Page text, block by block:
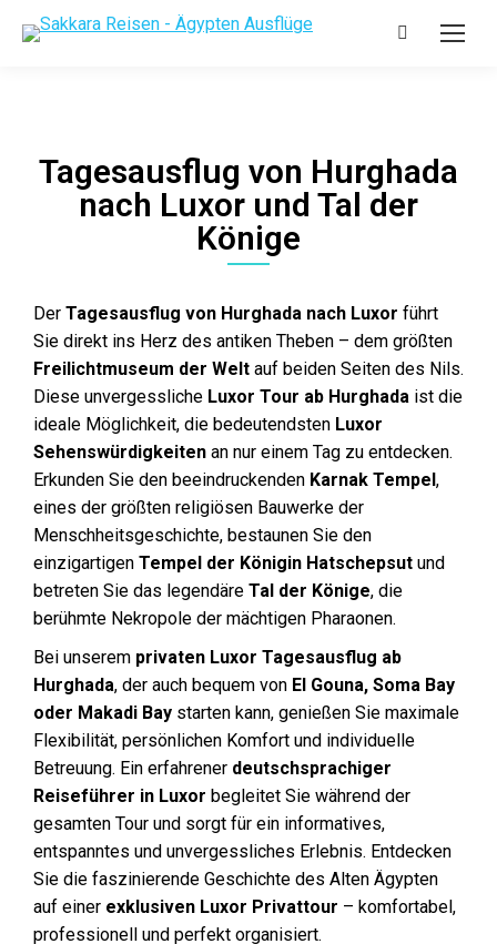
Tagesausflug von Hurghada
nach Luxor und Tal der
Könige
Der Tagesausflug von Hurghada nach Luxor führt
Sie direkt ins Herz des antiken Theben – dem größten
Freilichtmuseum der Welt auf beiden Seiten des Nils.
Diese unvergessliche Luxor Tour ab Hurghada ist die
ideale Möglichkeit, die bedeutendsten Luxor
Sehenswürdigkeiten an nur einem Tag zu entdecken.
Erkunden Sie den beeindruckenden Karnak Tempel,
eines der größten religiösen Bauwerke der
Menschheitsgeschichte, bestaunen Sie den
einzigartigen Tempel der Königin Hatschepsut und
betreten Sie das legendäre Tal der Könige, die
berühmte Nekropole der mächtigen Pharaonen.
Bei unserem privaten Luxor Tagesausflug ab
Hurghada, der auch bequem von El Gouna, Soma Bay
oder Makadi Bay starten kann, genießen Sie maximale
Flexibilität, persönlichen Komfort und individuelle
Betreuung. Ein erfahrener deutschsprachiger
Reiseführer in Luxor begleitet Sie während der
gesamten Tour und sorgt für ein informatives,
entspanntes und unvergessliches Erlebnis. Entdecken
Sie die faszinierende Geschichte des Alten Ägypten
auf einer exklusiven Luxor Privattour – komfortabel,
professionell und perfekt organisiert.